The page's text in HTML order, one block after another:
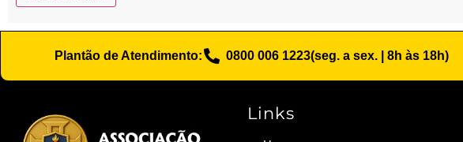
Plantão de Atendimento: 0800 006 1223(seg. a sex. | 8h às 18h)
Links